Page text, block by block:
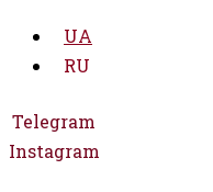
UA
RU
Telegram
Instagram